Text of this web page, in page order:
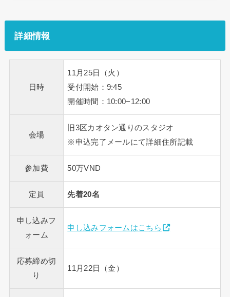
詳細情報
日時
11月25日（火）
受付開始：9:45
開催時間：10:00−12:00
会場
旧3区カオタン通りのスタジオ
※申込完了メールにて詳細住所記載
参加費 50万VND
定員 先着20名
申し込みフ
ォーム
申し込みフォームはこちら
応募締め切
り
11月22日（金）